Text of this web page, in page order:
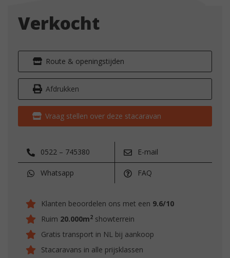
Verkocht
Route & openingstijden
Afdrukken
Vraag stellen over deze stacaravan
0522 – 745380 E-mail
Whatsapp FAQ
Klanten beoordelen ons met een 9.6/10
Ruim 20.000m2 showterrein
Gratis transport in NL bij aankoop
Stacaravans in alle prijsklassen